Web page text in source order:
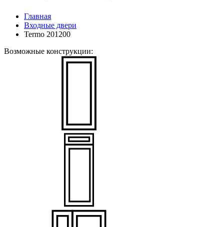
Главная
Входные двери
Termo 201200
Возможные конструкции: